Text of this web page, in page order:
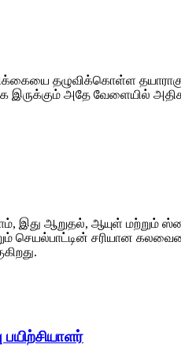
தழுவிக்கொள்ள
இருக்கும் அதே வேளையில்
இது ஆறுதல், ஆயுள் மற்றும்
செயல்பாட்டின் சரியான
பயிற்சியாளர்